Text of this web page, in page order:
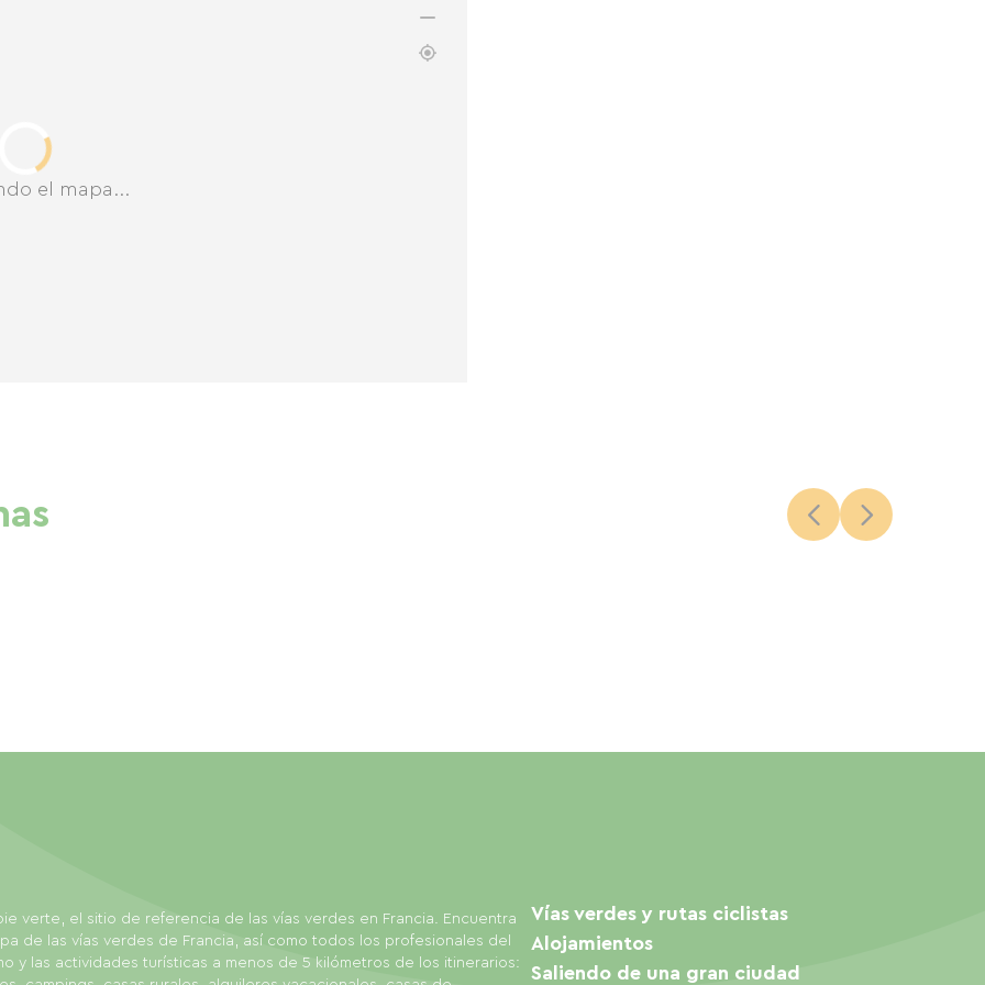
el mapa...
verte, el sitio de referencia de las vías verdes en Francia. Encuentra
de las vías verdes de Francia, así como todos los profesionales del
y las actividades turísticas a menos de 5 kilómetros de los itinerarios:
Vías verdes y rutas ciclistas
Alojamientos
Saliendo de una gran ciudad